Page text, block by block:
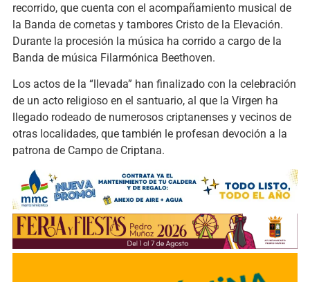
recorrido, que cuenta con el acompañamiento musical de
la Banda de cornetas y tambores Cristo de la Elevación.
Durante la procesión la música ha corrido a cargo de la
Banda de música Filarmónica Beethoven.
Los actos de la “llevada” han finalizado con la celebración
de un acto religioso en el santuario, al que la Virgen ha
llegado rodeado de numerosos criptanenses y vecinos de
otras localidades, que también le profesan devoción a la
patrona de Campo de Criptana.